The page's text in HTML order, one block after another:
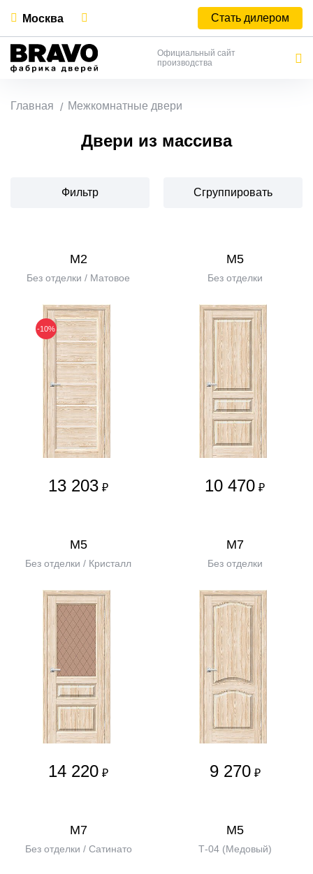
Москва Стать дилером
Официальный сайт
производства
Главная Межкомнатные двери
Двери из массива
Фильтр Сгруппировать
М2
Без отделки / Матовое
-10%
13 203 ₽
М5
Без отделки
10 470 ₽
М5
Без отделки / Кристалл
14 220 ₽
М7
Без отделки
9 270 ₽
М7
Без отделки / Сатинато
М5
Т-04 (Медовый)